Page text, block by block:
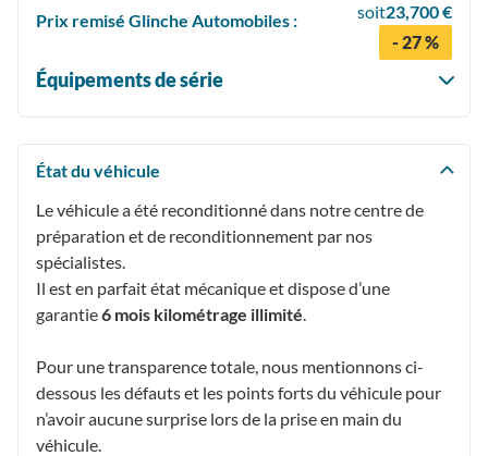
Prix remisé Glinche Automobiles :
soit23,700 €
- 27 %
Équipements de série
État du véhicule
Le véhicule a été reconditionné dans notre centre de
préparation et de reconditionnement par nos
spécialistes.
Il est en parfait état mécanique et dispose d’une
garantie6 mois kilométrage illimité.
Pour une transparence totale, nous mentionnons ci-
dessous les défauts et les points forts du véhicule pour
n’avoir aucune surprise lors de la prise en main du
véhicule.